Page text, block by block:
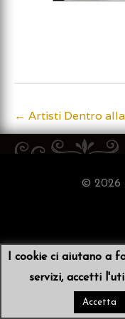
Post
navigation
← Artisti Dentro
I cookie ci aiutano a
servizi, accetti
Accetta
© 2026